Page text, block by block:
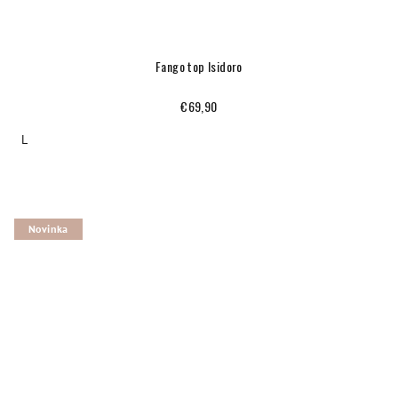
Fango top Isidoro
€69,90
L
Novinka